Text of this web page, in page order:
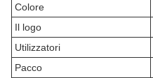
Colore
Il logo
Utilizzatori
Pacco